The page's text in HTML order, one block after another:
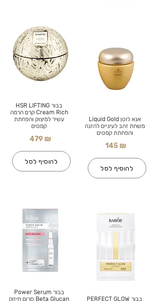
בבור HSR LIFTING
Cream Rich קרם הרמה
עשיר למיצוק והפחתת
קמטים
479 ₪
להוסיף לסל
בבור Power Serum
Beta Glucan סרום חיזוק
אנא לוטן Liquid Gold
משחת זהב לעיניים להזנה
והפחתת קמטים
145 ₪
להוסיף לסל
בבור PERFECT GLOW